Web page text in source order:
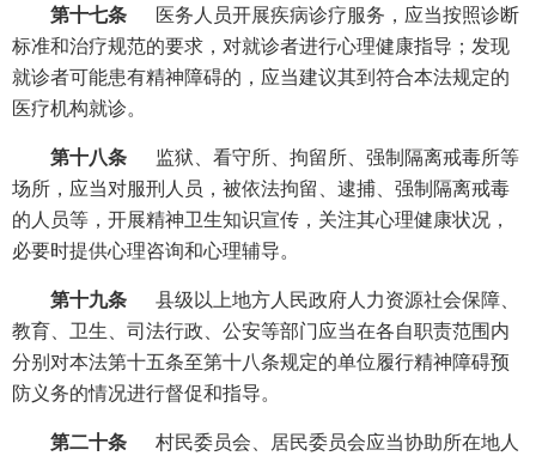
第十七条
医务人员开展疾病诊疗服务，应当按照诊断
标准和治疗规范的要求，对就诊者进行心理健康指导；发现
就诊者可能患有精神障碍的，应当建议其到符合本法规定的
医疗机构就诊。
第十八条
监狱、看守所、拘留所、强制隔离戒毒所等
场所，应当对服刑人员，被依法拘留、逮捕、强制隔离戒毒
的人员等，开展精神卫生知识宣传，关注其心理健康状况，
必要时提供心理咨询和心理辅导。
第十九条
县级以上地方人民政府人力资源社会保障、
教育、卫生、司法行政、公安等部门应当在各自职责范围内
分别对本法第十五条至第十八条规定的单位履行精神障碍预
防义务的情况进行督促和指导。
第二十条
村民委员会、居民委员会应当协助所在地人